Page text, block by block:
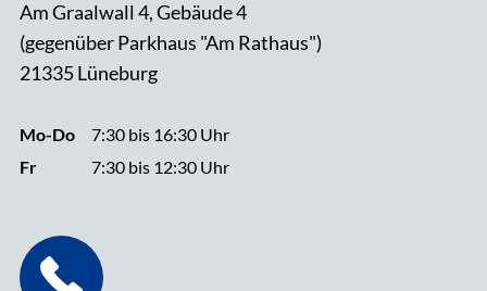
Am Graalwall 4, Gebäude 4
(gegenüber Parkhaus "Am Rathaus")
21335 Lüneburg
Mo-Do
Fr
7:30 bis 16:30 Uhr
7:30 bis 12:30 Uhr